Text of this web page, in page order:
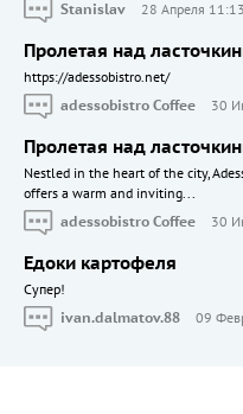
Stanislav
28 Апреля 11:13
Пролетая над
https://adessobistro.net/
adessobistro Coffee
30
Пролетая над
Nestled in the heart of the city,
offers a warm and inviting...
adessobistro Coffee
30
Едоки картофеля
Cупер!
ivan.dalmatov.88
09